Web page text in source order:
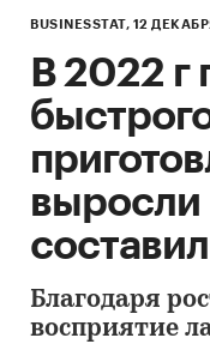
BUSINESSTAT, 12
В 2022
выросли
Благодаря
восприятие